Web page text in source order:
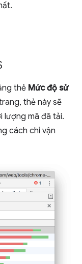
thẻ Mức độ sử
thẻ này sẽ
lượng mã đã tải.
cách chỉ vận